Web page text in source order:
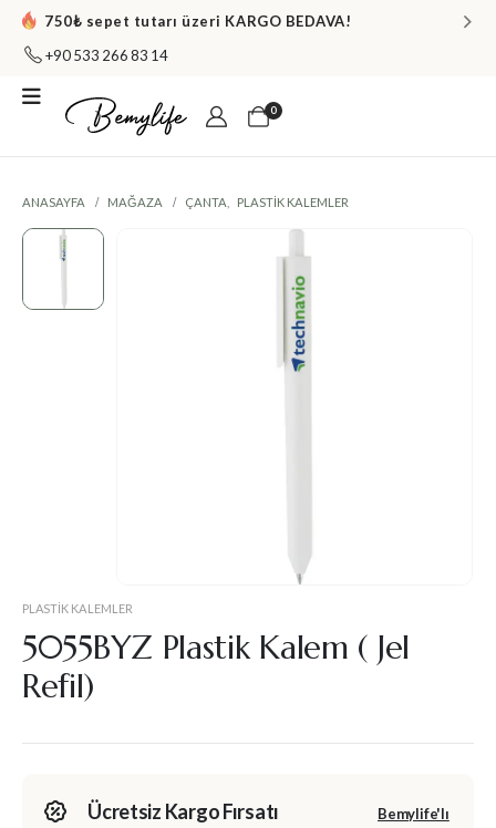
750₺ sepet tutarı üzeri KARGO BEDAVA!
+90 533 266 83 14
0
ANASAYFA MAĞAZA ÇANTA PLASTIK KALEMLER
PLASTIK KALEMLER
5055BYZ Plastik Kalem ( Jel
Refil)
Ücretsiz Kargo Fırsatı
Bemylife'lı